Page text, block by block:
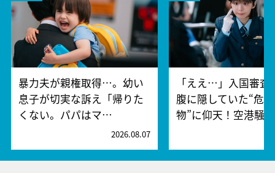
暴力夫が親権取得…。幼い
息子が切実な訴え「帰りた
くない。パパはマ…
2026.08.07
「ええ…」入国審査
腹に隠していた“危
物”に仰天！空港騒